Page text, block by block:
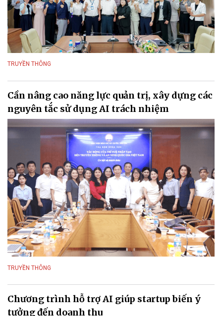
TRUYỀN THÔNG
Cần nâng cao năng lực quản trị, xây dựng các
nguyên tắc sử dụng AI trách nhiệm
TRUYỀN THÔNG
Chương trình hỗ trợ AI giúp startup biến ý
tưởng đến doanh thu